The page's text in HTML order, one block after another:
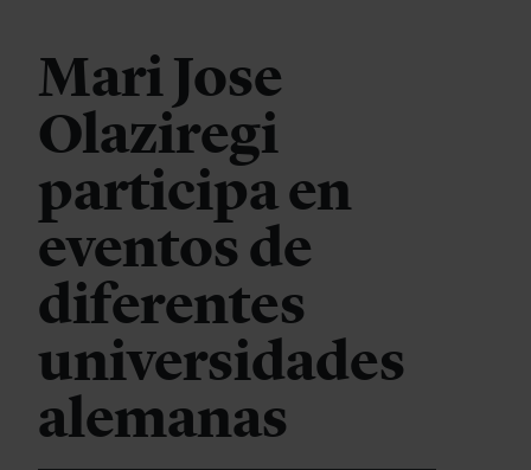
Mari Jose
Olaziregi
participa en
eventos de
diferentes
universidades
alemanas